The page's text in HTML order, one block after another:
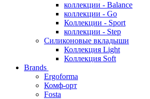
коллекции - Balance
коллекции - Go
Коллекции - Sport
коллекции - Step
Силиконовые вкладыши
Коллекция Light
Коллекция Soft
Brands
Ergoforma
Комф-орт
Fosta